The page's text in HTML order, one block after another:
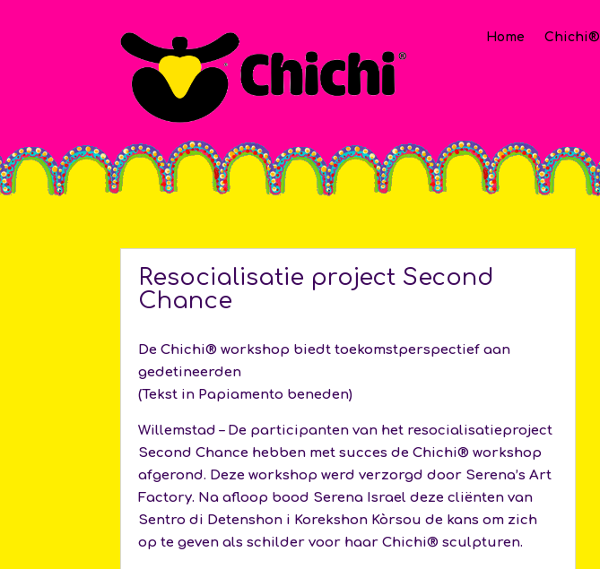
Home Chichi®
Resocialisatie project Second
Chance
De Chichi® workshop biedt toekomstperspectief aan
gedetineerden
(Tekst in Papiamento beneden)
Willemstad – De participanten van het resocialisatieproject
Second Chance hebben met succes de Chichi® workshop
afgerond. Deze workshop werd verzorgd door Serena’s Art
Factory. Na afloop bood Serena Israel deze cliënten van
Sentro di Detenshon i Korekshon Kòrsou de kans om zich
op te geven als schilder voor haar Chichi® sculpturen.